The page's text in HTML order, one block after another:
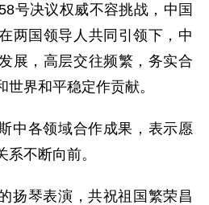
号决议权威不容挑战，中国
两国领导人共同引领下，中
展，高层交往频繁，务实合
界和平稳定作贡献。
中各领域合作成果，表示愿
系不断向前。
扬琴表演，共祝祖国繁荣昌